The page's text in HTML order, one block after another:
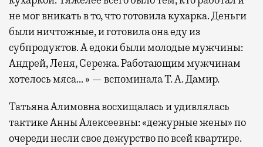
не мог вникать в то, что готовила кухарка. Деньги
были ничтожные, и готовила она еду из
субпродуктов. А едоки были молодые мужчины:
Андрей, Леня, Сережа. Работающим мужчинам
хотелось мяса… » — вспоминала Т. А. Дамир.
Татьяна Алимовна восхищалась и удивлялась
тактике Анны Алексеевны: «дежурные жены» по
очереди несли свое дежурство по всей квартире.